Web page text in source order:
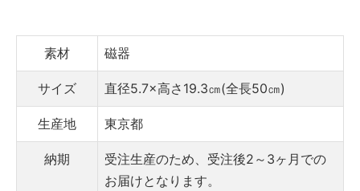
素材 磁器
サイズ 直径5.7×高さ19.3㎝(全長50㎝)
生産地 東京都
納期
受注生産のため、受注後2～3ヶ月での
お届けとなります。